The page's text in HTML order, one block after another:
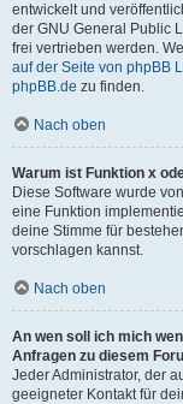
entwickelt und
der GNU General Public
frei vertrieben werden.
auf der Seite von phpBB
phpBB.de zu finden.
Nach oben
Warum ist Funktion x
Diese Software wurde
eine Funktion
deine Stimme für
vorschlagen kannst.
Nach oben
An wen soll ich mich
Anfragen zu diesem
Jeder Administrator, der
geeigneter Kontakt für